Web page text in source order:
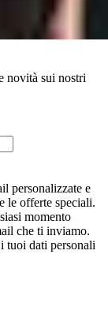
novità sui nostri
personalizzate e
le offerte speciali.
momento
che ti inviamo.
tuoi dati personali